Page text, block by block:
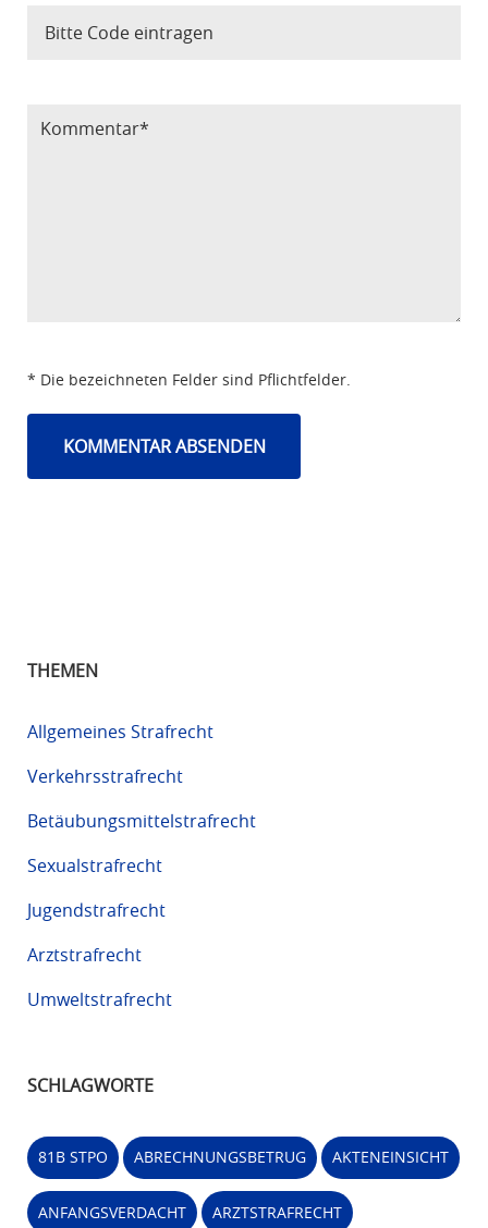
* Die bezeichneten Felder sind Pflichtfelder.
THEMEN
Allgemeines Strafrecht
Verkehrsstrafrecht
Betäubungsmittelstrafrecht
Sexualstrafrecht
Jugendstrafrecht
Arztstrafrecht
Umweltstrafrecht
SCHLAGWORTE
81B STPO ABRECHNUNGSBETRUG AKTENEINSICHT
ANFANGSVERDACHT ARZTSTRAFRECHT